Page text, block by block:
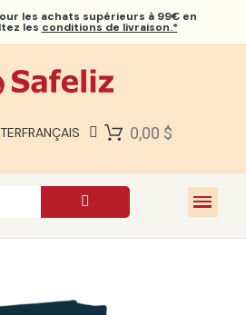
les achats supérieurs à 99€ en
les conditions de livraison.*
FRANÇAIS 0,00 $